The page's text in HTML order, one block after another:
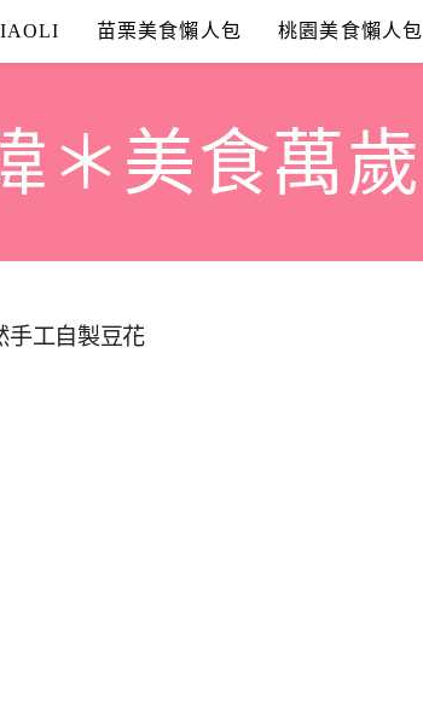
苗栗美食懶人包 桃園美食懶人包
＊美食萬歲
手工自製豆花